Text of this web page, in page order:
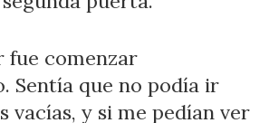
comenzar
Sentía que no podía ir
vacías, y si me pedían ver